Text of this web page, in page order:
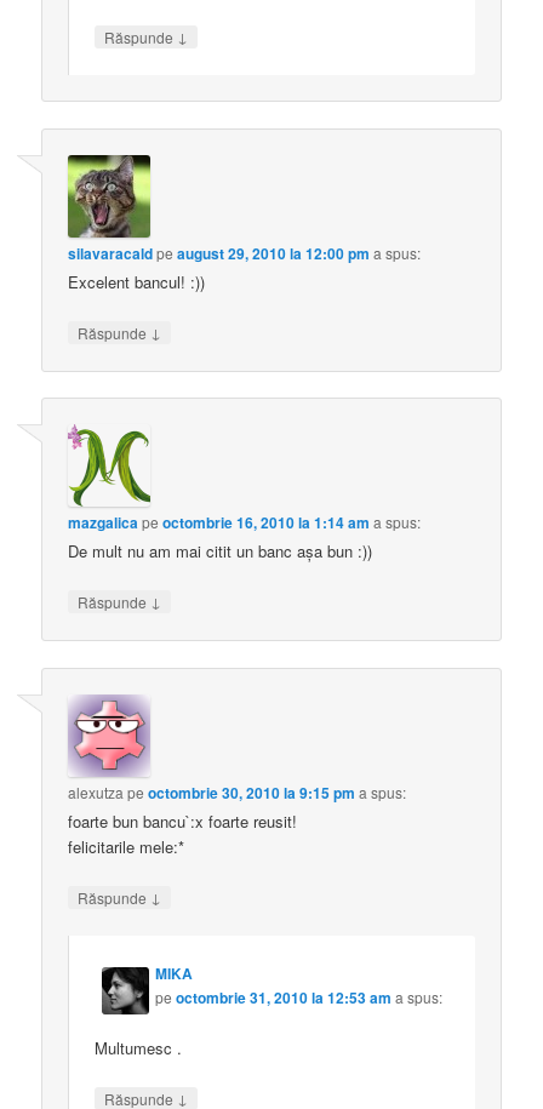
Răspunde ↓
silavaracaldpeaugust 29, 2010 la 12:00 pm a spus:
Excelent bancul! :))
Răspunde ↓
mazgalicapeoctombrie 16, 2010 la 1:14 am a spus:
De mult nu am mai citit un banc aşa bun :))
Răspunde ↓
alexutza peoctombrie 30, 2010 la 9:15 pm a spus:
foarte bun bancu`:x foarte reusit!
felicitarile mele:*
Răspunde ↓
MIKA
peoctombrie 31, 2010 la 12:53 am a spus:
Multumesc .
Răspunde ↓